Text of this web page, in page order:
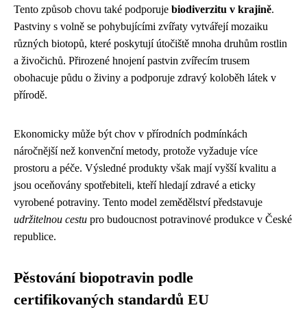
Tento způsob chovu také podporuje biodiverzitu v krajině.
Pastviny s volně se pohybujícími zvířaty vytvářejí mozaiku
různých biotopů, které poskytují útočiště mnoha druhům rostlin
a živočichů. Přirozené hnojení pastvin zvířecím trusem
obohacuje půdu o živiny a podporuje zdravý koloběh látek v
přírodě.
Ekonomicky může být chov v přírodních podmínkách
náročnější než konvenční metody, protože vyžaduje více
prostoru a péče. Výsledné produkty však mají vyšší kvalitu a
jsou oceňovány spotřebiteli, kteří hledají zdravé a eticky
vyrobené potraviny. Tento model zemědělství představuje
udržitelnou cestu pro budoucnost potravinové produkce v České
republice.
Pěstování biopotravin podle
certifikovaných standardů EU